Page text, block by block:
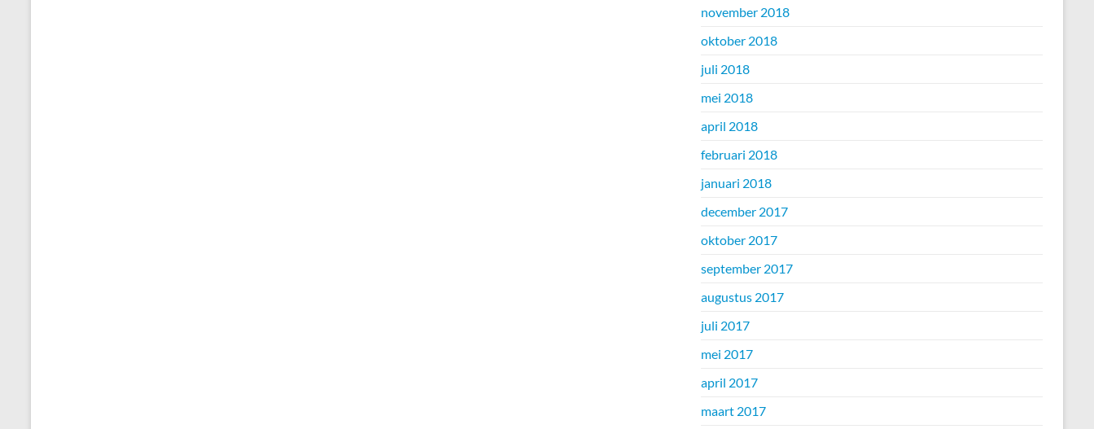
november 2018
oktober 2018
juli 2018
mei 2018
april 2018
februari 2018
januari 2018
december 2017
oktober 2017
september 2017
augustus 2017
juli 2017
mei 2017
april 2017
maart 2017